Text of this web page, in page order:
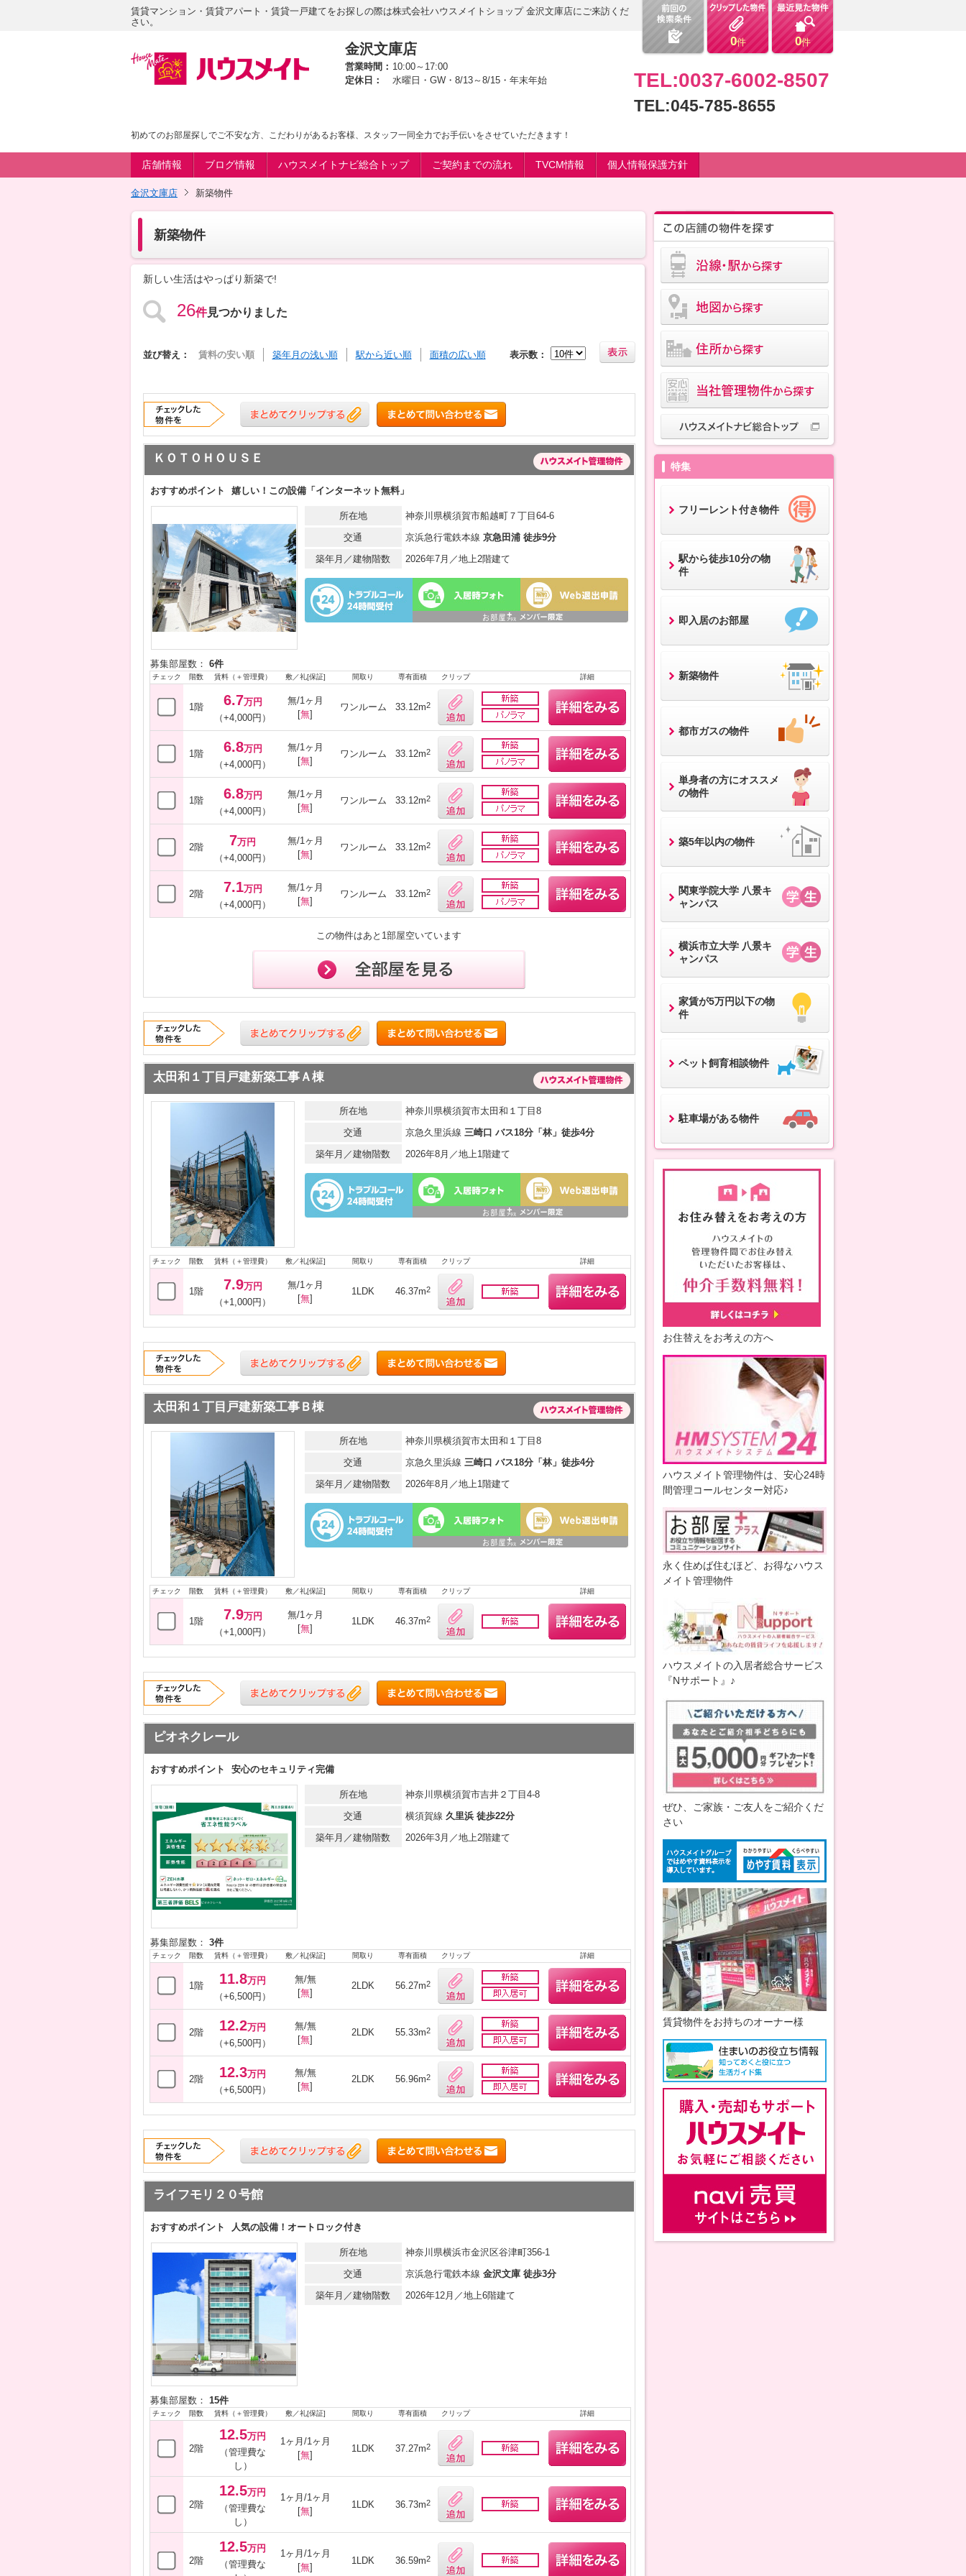
0件 0件
賃貸マンション・賃貸アパート・賃貸一戸建てをお探しの際は株式会社ハウスメイトショップ 金沢文庫店にご来訪くだ
さい。
金沢文庫店
営業時間： 10:00～17:00
定休日：
水曜日・GW・8/13～8/15・年末年始 TEL:0037-6002-8507
TEL:045-785-8655
初めてのお部屋探しでご不安な方、こだわりがあるお客様、スタッフ一同全力でお手伝いをさせていただきます！
店舗情報 ブログ情報 ハウスメイトナビ総合トップ ご契約までの流れ TVCM情報 個人情報保護方針
金沢文庫店 新築物件
新築物件
新しい生活はやっぱり新築で!
26件見つかりました
並び替え： 賃料の安い順 築年月の浅い順 駅から近い順 面積の広い順 表示数：
ＫＯＴＯＨＯＵＳＥ
おすすめポイント 嬉しい！この設備「インターネット無料」
所在地
神奈川県横須賀市船越町７丁目64-6
交通
京浜急行電鉄本線 京急田浦 徒歩9分
築年月／建物階数
2026年7月／地上2階建て
募集部屋数： 6件
チェック 階数 賃料（＋管理費） 敷／礼[保証] 間取り 専有面積 クリップ 詳細
1階 6.7万円
（+4,000円）
無/1ヶ月
[無]
ワンルーム 33.12m2
1階 6.8万円
（+4,000円）
無/1ヶ月
[無]
ワンルーム 33.12m2
1階 6.8万円
（+4,000円）
無/1ヶ月
[無]
ワンルーム 33.12m2
2階 7万円
（+4,000円）
無/1ヶ月
[無]
ワンルーム 33.12m2
2階 7.1万円
（+4,000円）
無/1ヶ月
[無]
ワンルーム 33.12m2
この物件はあと1部屋空いています
太田和１丁目戸建新築工事Ａ棟
所在地
神奈川県横須賀市太田和１丁目8
交通
京急久里浜線 三崎口 バス18分「林」徒歩4分
築年月／建物階数
2026年8月／地上1階建て
チェック 階数 賃料（＋管理費） 敷／礼[保証] 間取り 専有面積 クリップ 詳細
1階 7.9万円
（+1,000円）
無/1ヶ月
[無]
1LDK 46.37m2
太田和１丁目戸建新築工事Ｂ棟
所在地
神奈川県横須賀市太田和１丁目8
交通
京急久里浜線 三崎口 バス18分「林」徒歩4分
築年月／建物階数
2026年8月／地上1階建て
チェック 階数 賃料（＋管理費） 敷／礼[保証] 間取り 専有面積 クリップ 詳細
1階 7.9万円
（+1,000円）
無/1ヶ月
[無]
1LDK 46.37m2
ピオネクレール
おすすめポイント 安心のセキュリティ完備
所在地
神奈川県横須賀市吉井２丁目4-8
交通
横須賀線 久里浜 徒歩22分
築年月／建物階数
2026年3月／地上2階建て
募集部屋数： 3件
チェック 階数 賃料（＋管理費） 敷／礼[保証] 間取り 専有面積 クリップ 詳細
1階 11.8万円
（+6,500円）
無/無
[無]
2LDK 56.27m2
2階 12.2万円
（+6,500円）
無/無
[無]
2LDK 55.33m2
2階 12.3万円
（+6,500円）
無/無
[無]
2LDK 56.96m2
ライフモリ２０号館
おすすめポイント 人気の設備！オートロック付き
所在地
神奈川県横浜市金沢区谷津町356-1
交通
京浜急行電鉄本線 金沢文庫 徒歩3分
築年月／建物階数
2026年12月／地上6階建て
募集部屋数： 15件
チェック 階数 賃料（＋管理費） 敷／礼[保証] 間取り 専有面積 クリップ 詳細
2階
12.5万円
（管理費な
し）
1ヶ月/1ヶ月
[無]
1LDK 37.27m2
2階
12.5万円
（管理費な
し）
1ヶ月/1ヶ月
[無]
1LDK 36.73m2
2階
12.5万円
（管理費な
1ヶ月/1ヶ月
[無]
1LDK 36.59m2
特集
フリーレント付き物件
駅から徒歩10分の物
件
即入居のお部屋
新築物件
都市ガスの物件
単身者の方にオススメ
の物件
築5年以内の物件
関東学院大学 八景キ
ャンパス
横浜市立大学 八景キ
ャンパス
家賃が5万円以下の物
件
ペット飼育相談物件
駐車場がある物件
お住替えをお考えの方へ
ハウスメイト管理物件は、安心24時
間管理コールセンター対応♪
永く住めば住むほど、お得なハウス
メイト管理物件
ハウスメイトの入居者総合サービス
『Nサポート』♪
ぜひ、ご家族・ご友人をご紹介くだ
さい
賃貸物件をお持ちのオーナー様